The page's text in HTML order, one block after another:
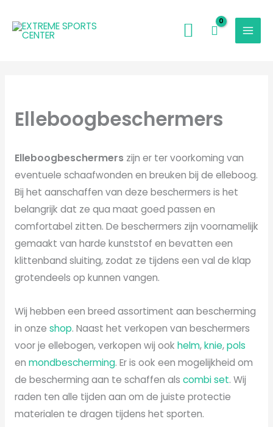
naar
Elleboogbeschermers
Elleboogbeschermers zijn er ter voorkoming van
eventuele schaafwonden en breuken bij de elleboog.
Bij het aanschaffen van deze beschermers is het
belangrijk dat ze qua maat goed passen en
comfortabel zitten. De beschermers zijn voornamelijk
gemaakt van harde kunststof en bevatten een
klittenband sluiting, zodat ze tijdens een val de klap
grotendeels op kunnen vangen.
Wij hebben een breed assortiment aan bescherming
in onze shop. Naast het verkopen van beschermers
voor je ellebogen, verkopen wij ook helm,knie,pols
en mondbescherming. Er is ook een mogelijkheid om
de bescherming aan te schaffen als combi set. Wij
raden ten alle tijden aan om de juiste protectie
materialen te dragen tijdens het sporten.